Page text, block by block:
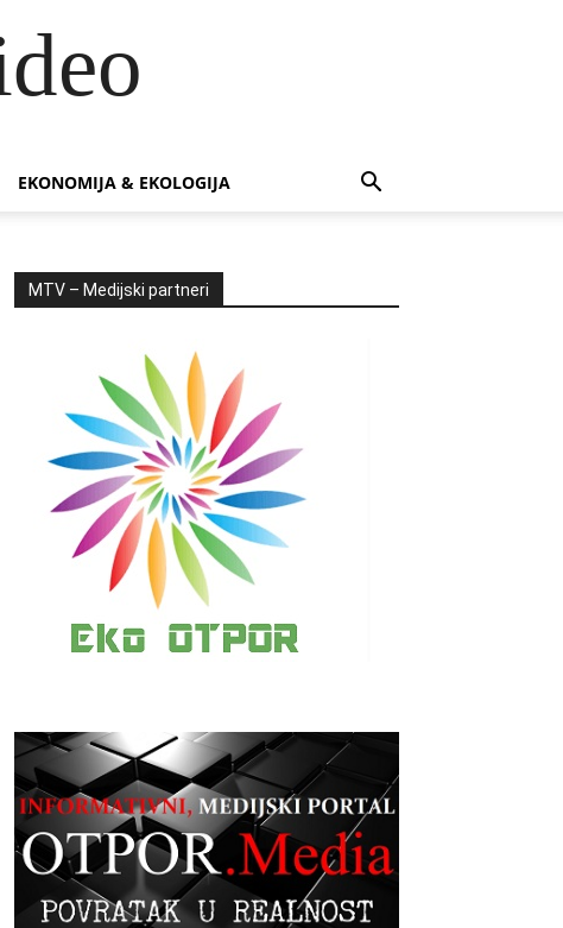
EKONOMIJA & EKOLOGIJA
MTV – Medijski partneri